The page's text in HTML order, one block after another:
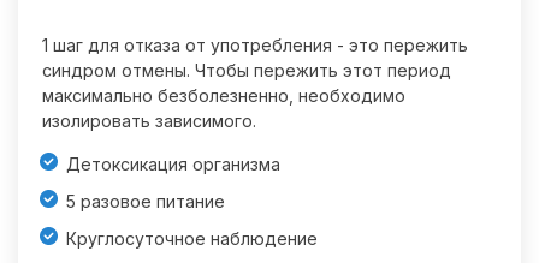
1 шаг для отказа от употребления - это пережить
синдром отмены. Чтобы пережить этот период
максимально безболезненно, необходимо
изолировать зависимого.
Детоксикация организма
5 разовое питание
Круглосуточное наблюдение